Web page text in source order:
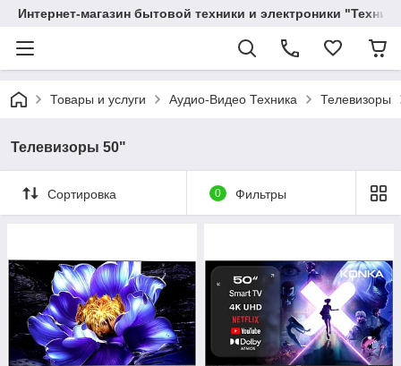
Интернет-магазин бытовой техники и электроники
Товары и услуги Аудио-Видео Техника Телевизоры
Телевизоры 50"
Сортировка 0 Фильтры